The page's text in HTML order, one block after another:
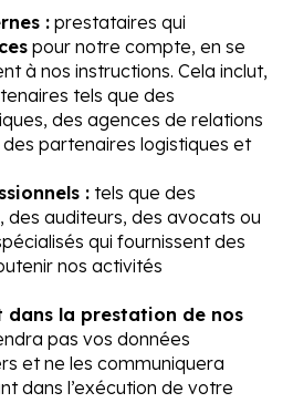
: prestataires qui
pour notre compte, en se
à nos instructions. Cela inclut,
tels que des
des agences de relations
partenaires logistiques et
: tels que des
auditeurs, des avocats ou
qui fournissent des
nos activités
dans la prestation de nos
pas vos données
et ne les communiquera
dans l’exécution de votre